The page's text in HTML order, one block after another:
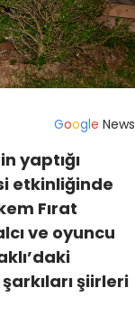
Google News
yaptığı
etkinliğinde
Fırat
ve oyuncu
şiirleri